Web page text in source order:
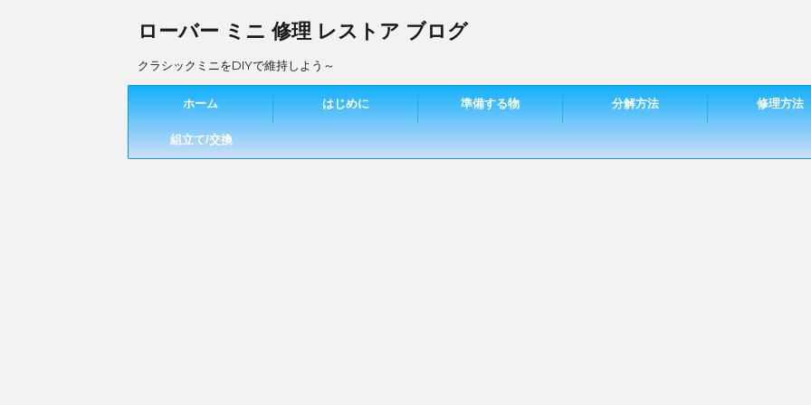
ローバー ミニ 修理 レストア ブログ
クラシックミニをDIYで維持しよう～
ホーム はじめに 準備する物 分解方法 修理方法
組立て/交換